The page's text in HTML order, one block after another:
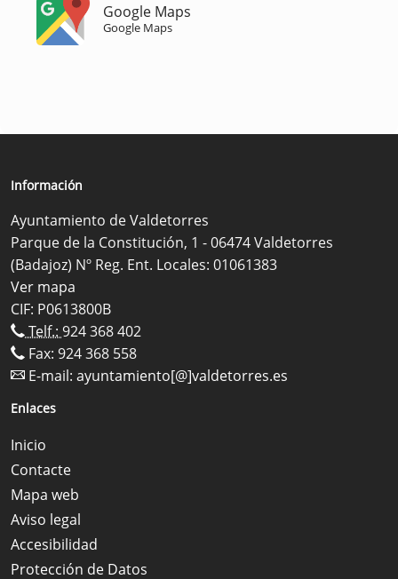
Google Maps
Google Maps
Información
Ayuntamiento de Valdetorres
Parque de la Constitución, 1 - 06474 Valdetorres
(Badajoz) Nº Reg. Ent. Locales: 01061383
Ver mapa
CIF: P0613800B
Telf.: 924 368 402
Fax: 924 368 558
E-mail: ayuntamiento[@]valdetorres.es
Enlaces
Inicio
Contacte
Mapa web
Aviso legal
Accesibilidad
Protección de Datos